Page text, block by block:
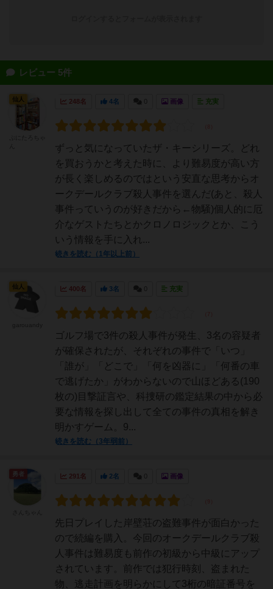
レビュー 5件
248名 4名 画像 充実
ずっと気になっていたザ・キーシリーズ。どれ
を買おうかと考えた時に、より難易度が高い方
が長く楽しめるのではという安直な思考からオ
ークデールクラブ殺人事件を選んだ(あと、殺人
事件っていうのが好きだから←物騒)個人的に厄
介なゲストたちとかクロノロジックとか、こう
いう情報を手に入れ...
続きを読む（1年以上前）
仙人
400名 3名 充実
ゴルフ場で3件の殺人事件が発生、3名の容疑者
が確保されたが、それぞれの事件で「いつ」
「誰が」「どこで」「何を凶器に」「何番の車
で逃げたか」がわからないので山ほどある(190
枚の)目撃証言や、科捜研の鑑定結果の中から必
要な情報を探し出して全ての事件の真相を解き
明かすゲーム。9...
続きを読む（3年弱前）
仙人
291名 2名 画像
先日プレイした岸壁荘の盗難事件が面白かった
ので続編を購入。今回のオークデールクラブ殺
人事件は難易度も前作の初級から中級にアップ
されています。前作では犯行時刻、盗まれた
物、逃走計画を明らかにして3桁の暗証番号を
勇者